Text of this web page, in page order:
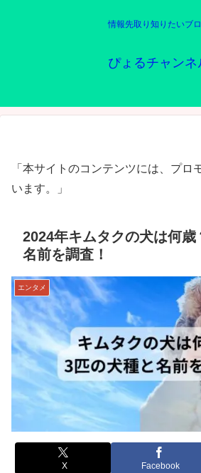
情報先取り知りたいブ
ぴょるチャンネ
「本サイトのコンテンツには、プロ
います。」
2024年キムタクの犬は何歳
名前を調査！
エンタメ
X Facebook